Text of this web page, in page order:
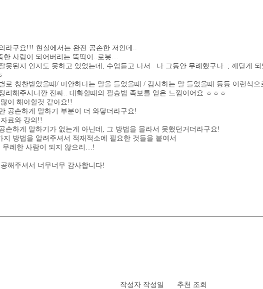
라구요!!! 현실에서는 완전 공손한 저인데..
한 사람이 되어버리는 뚝딱이..로봇…
못된지 인지도 못하고 있었는데, 수업듣고 나서.. 나 그동안 무례했구나..; 깨닫게 되
로 칭찬받았을때/ 미안하다는 말을 들었을때 / 감사하는 말 들었을때 등등 이런식으
리해주시니깐 진짜.. 대화할때의 필승법 족보를 얻은 느낌이어요 ㅎㅎㅎ
이 해야할것 같아요!!
공손하게 말하기 부분이 더 와닿더라구요!
료와 강의!!
손하게 말하기가 없는게 아닌데, 그 방법을 몰라서 못했던거더라구요!
지 방법을 알려주셔서 적재적소에 필요한 것들을 붙여서
무례한 사람이 되지 않으리…!
해주셔서 너무너무 감사합니다!
작성자 작성일 추천 조회